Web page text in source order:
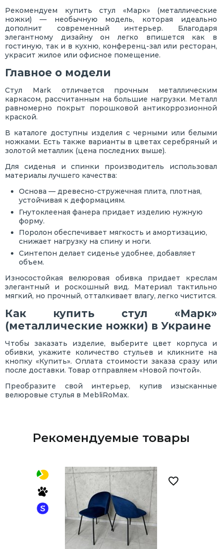
Рекомендуем купить стул «Марк» (металлические
ножки) — необычную модель, которая идеально
дополнит современный интерьер. Благодаря
элегантному дизайну он легко впишется как в
гостиную, так и в кухню, конференц-зал или ресторан,
украсит жилое или офисное помещение.
Главное о модели
Стул Mark отличается прочным металлическим
каркасом, рассчитанным на большие нагрузки. Металл
равномерно покрыт порошковой антикоррозионной
краской.
В каталоге доступны изделия с черными или белыми
ножками. Есть также варианты в цветах серебряный и
золотой металлик (цена последних выше).
Для сиденья и спинки производитель использовал
материалы лучшего качества:
Основа — древесно-стружечная плита, плотная,
устойчивая к деформациям.
Гнутоклееная фанера придает изделию нужную
форму.
Поролон обеспечивает мягкость и амортизацию,
снижает нагрузку на спину и ноги.
Синтепон делает сиденье удобнее, добавляет
объем.
Износостойкая велюровая обивка придает креслам
элегантный и роскошный вид. Материал тактильно
мягкий, но прочный, отталкивает влагу, легко чистится.
Как купить стул «Марк»
(металлические ножки) в Украине
Чтобы заказать изделие, выберите цвет корпуса и
обивки, укажите количество стульев и кликните на
кнопку «Купить». Оплата стоимости заказа сразу или
после доставки. Товар отправляем «Новой почтой».
Преобразите свой интерьер, купив изысканные
велюровые стулья в MebliRoMax.
Рекомендуемые товары